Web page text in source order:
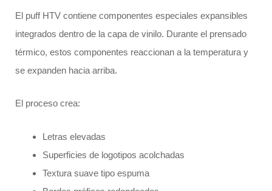
El puff HTV contiene componentes especiales expansibles
integrados dentro de la capa de vinilo. Durante el prensado
térmico, estos componentes reaccionan a la temperatura y
se expanden hacia arriba.
El proceso crea:
Letras elevadas
Superficies de logotipos acolchadas
Textura suave tipo espuma